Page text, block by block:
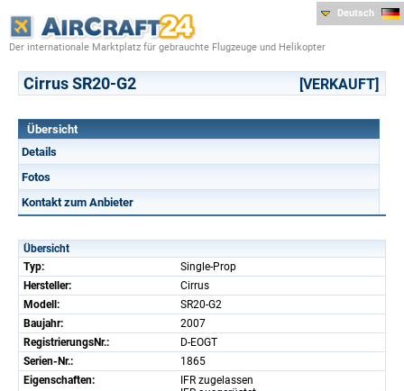
Der internationale Marktplatz für gebrauchte Flugzeuge und Helikopter
Deutsch
Cirrus SR20-G2 [VERKAUFT]
Übersicht
Details
Fotos
Kontakt zum Anbieter
Übersicht
Typ:
Single-Prop
Hersteller:
Cirrus
Modell:
SR20-G2
Baujahr:
2007
RegistrierungsNr.:
D-EOGT
Serien-Nr.:
1865
Eigenschaften:
IFR zugelassen